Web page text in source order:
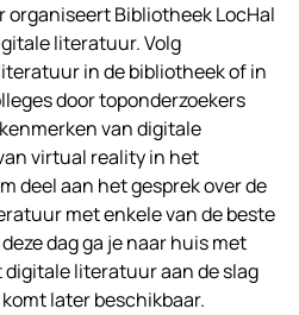
organiseert Bibliotheek LocHal
literatuur. Volg
in de bibliotheek of in
door toponderzoekers
van digitale
virtual reality in het
deel aan het gesprek over de
met enkele van de beste
dag ga je naar huis met
digitale literatuur aan de slag
later beschikbaar.